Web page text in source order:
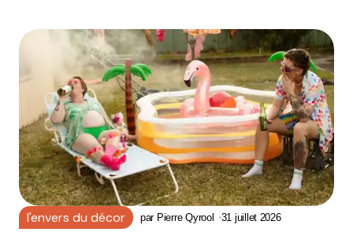
l'envers du décor par Pierre Qyrool 31 juillet 2026